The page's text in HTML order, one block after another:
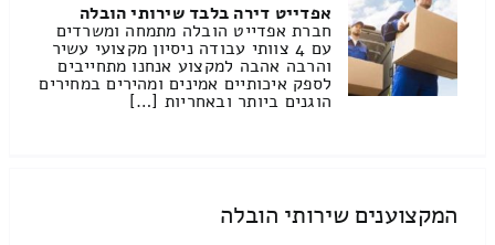
אפדייט דירה בלבד שירותי הובלה
חברת אפדייט הובלה מתמחה ומשרדים
עם 4 צוותי עבודה ניסיון מקצועי עשיר
והרבה אהבה למקצוע אנחנו מתחייבים
לספק איכותיים אמינים ומהירים במחירים
הוגנים ביותר ובאחריות […]
המקצוענים שירותי הובלה